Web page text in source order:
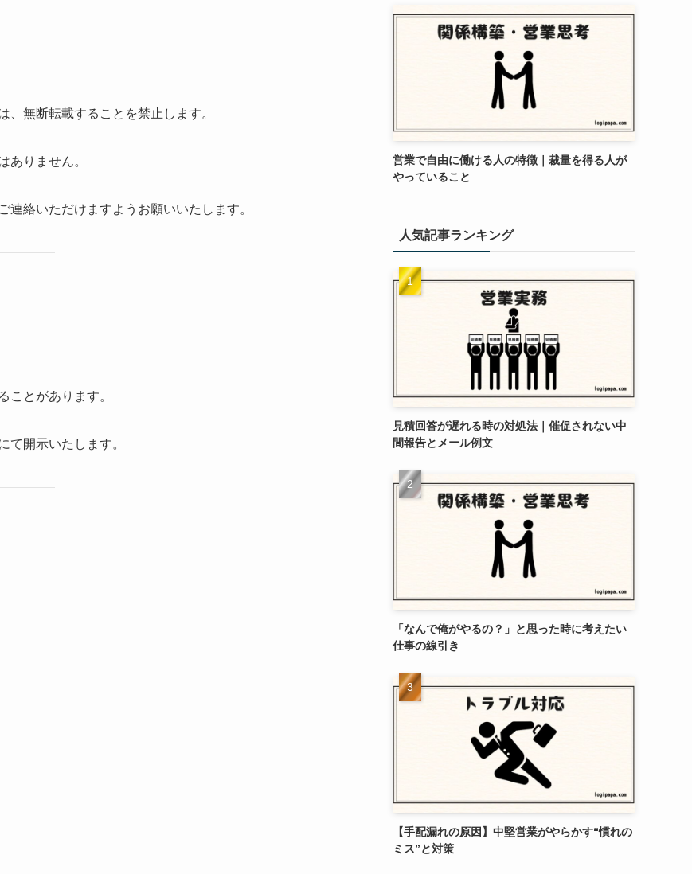
無断転載することを禁止します。
ありません。
絡いただけますようお願いいたします。
ことがあります。
て開示いたします。
営業で自由に働ける人の特徴｜裁量を得る人が
やっていること
人気記事ランキング
見積回答が遅れる時の対処法｜催促されない中
間報告とメール例文
「なんで俺がやるの？」と思った時に考えたい
仕事の線引き
【手配漏れの原因】中堅営業がやらかす“慣れの
ミス”と対策